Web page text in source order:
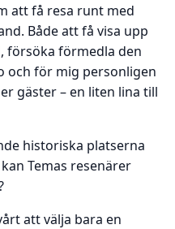
att få resa runt med
Både att få visa upp
försöka förmedla den
och för mig personligen
gäster – en liten lina till
historiska platserna
Temas resenärer
att välja bara en